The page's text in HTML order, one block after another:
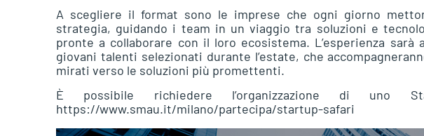
A scegliere il format sono le imprese che ogni giorno
strategia, guidando i team in un viaggio tra soluzioni e
pronte a collaborare con il loro ecosistema. L’esperienza
giovani talenti selezionati durante l’estate, che
mirati verso le soluzioni più promettenti.
È possibile richiedere l’organizzazione di uno
https://www.smau.it/milano/partecipa/startup-safari